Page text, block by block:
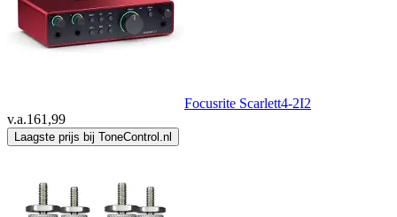
Focusrite Scarlett4-2I2
v.a.161,99
Laagste prijs bij ToneControl.nl